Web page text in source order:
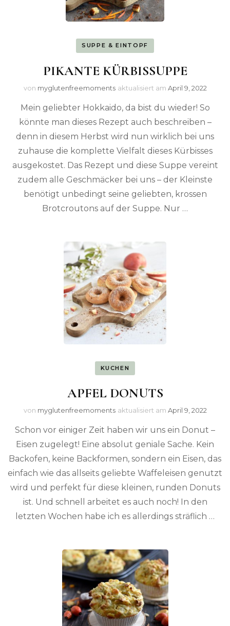
SUPPE & EINTOPF
PIKANTE KÜRBISSUPPE
von myglutenfreemoments aktualisiert am April 9, 2022
Mein geliebter Hokkaido, da bist du wieder! So
könnte man dieses Rezept auch beschreiben –
denn in diesem Herbst wird nun wirklich bei uns
zuhause die komplette Vielfalt dieses Kürbisses
ausgekostet. Das Rezept und diese Suppe vereint
zudem alle Geschmäcker bei uns – der Kleinste
benötigt unbedingt seine geliebten, krossen
Brotcroutons auf der Suppe. Nur …
KUCHEN
APFEL DONUTS
von myglutenfreemoments aktualisiert am April 9, 2022
Schon vor einiger Zeit haben wir uns ein Donut –
Eisen zugelegt! Eine absolut geniale Sache. Kein
Backofen, keine Backformen, sondern ein Eisen, das
einfach wie das allseits geliebte Waffeleisen genutzt
wird und perfekt für diese kleinen, runden Donuts
ist. Und schnell arbeitet es auch noch! In den
letzten Wochen habe ich es allerdings sträflich …